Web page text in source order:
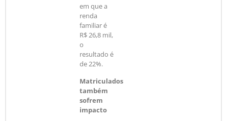
em que a
renda
familiar é
R$ 26,8 mil,
o
resultado é
de 22%.
Matriculados
também
sofrem
impacto